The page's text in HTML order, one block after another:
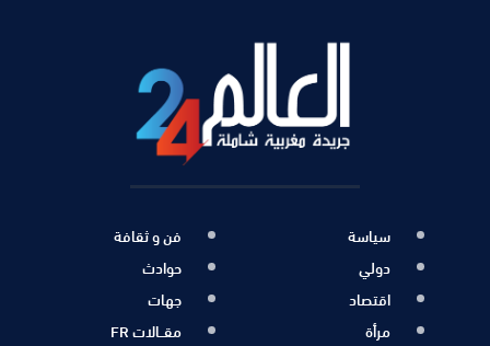
سياسة
دولي
اقتصاد
مرأة
فن و ثقافة
حوادث
جهات
مقــالات FR